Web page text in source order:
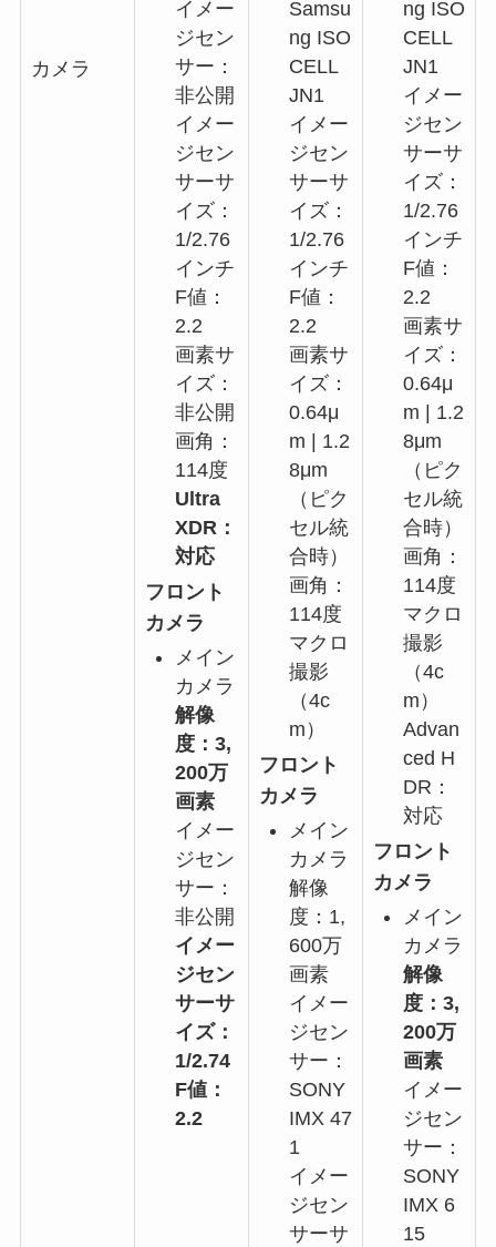
カメラ
イメー
ジセン
サー：
非公開
イメー
ジセン
サーサ
イズ：
1/2.76
インチ
F値：
2.2
画素サ
イズ：
非公開
画角：
114度
Ultra
XDR：
対応
フロント
カメラ
メイン
カメラ
解像
度：3,
200万
画素
イメー
ジセン
サー：
非公開
イメー
ジセン
サーサ
イズ：
1/2.74
F値：
2.2
Samsu
ng ISO
CELL
JN1
イメー
ジセン
サーサ
イズ：
1/2.76
インチ
F値：
2.2
画素サ
イズ：
0.64μ
m | 1.2
8μm
（ピク
セル統
合時）
画角：
114度
マクロ
撮影
（4c
m）
フロント
カメラ
メイン
カメラ
解像
度：1,
600万
画素
イメー
ジセン
サー：
SONY
IMX 47
1
イメー
ジセン
サーサ
ng ISO
CELL
JN1
イメー
ジセン
サーサ
イズ：
1/2.76
インチ
F値：
2.2
画素サ
イズ：
0.64μ
m | 1.2
8μm
（ピク
セル統
合時）
画角：
114度
マクロ
撮影
（4c
m）
Advan
ced H
DR：
対応
フロント
カメラ
メイン
カメラ
解像
度：3,
200万
画素
イメー
ジセン
サー：
SONY
IMX 6
15